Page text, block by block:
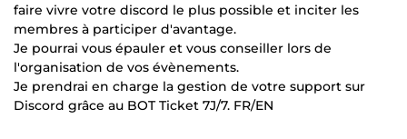
faire vivre votre discord le plus possible et inciter les
membres à participer d'avantage.
Je pourrai vous épauler et vous conseiller lors de
l'organisation de vos évènements.
Je prendrai en charge la gestion de votre support sur
Discord grâce au BOT Ticket 7J/7. FR/EN